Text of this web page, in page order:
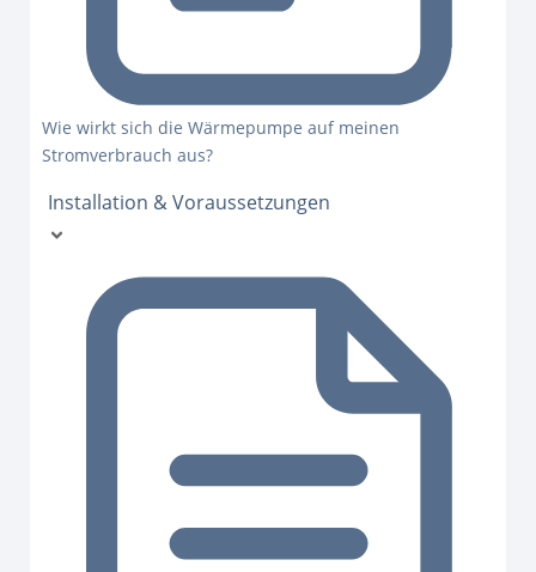
Wie wirkt sich die Wärmepumpe auf meinen
Stromverbrauch aus?
Installation & Voraussetzungen